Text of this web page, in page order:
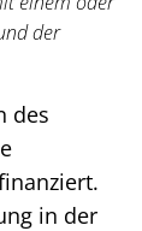
der
des
in der